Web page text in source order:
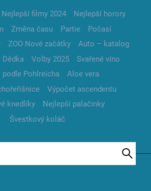
Nejlepší filmy 2024
Nejlepší horory
Změna času Partie
Počasí
ZOO Nové začátky
Auto – katalog
Dědka
Volby 2025
Svařené víno
podle Pohlreicha
Aloe vera
Výpočet ascendentu
knedlíky
Nejlepší palačinky
Švestkový koláč